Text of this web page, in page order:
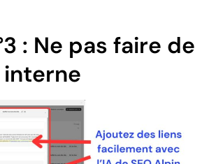
: Ne pas faire de
interne